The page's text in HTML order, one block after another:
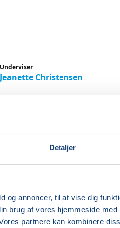
Detaljer
og annoncer, til at vise dig
brug af vores hjemmeside
partnere kan kombinere
Underviser
Jeanette Christensen
og motion for
Jeanette i
hele livet – jeg giver dig fif